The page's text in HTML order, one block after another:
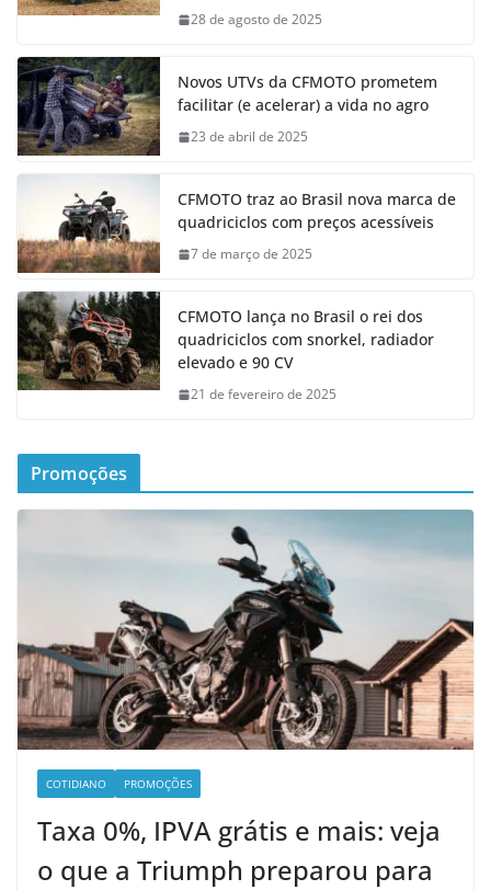
28 de agosto de 2025
Novos UTVs da CFMOTO prometem
facilitar (e acelerar) a vida no agro
23 de abril de 2025
CFMOTO traz ao Brasil nova marca de
quadriciclos com preços acessíveis
7 de março de 2025
CFMOTO lança no Brasil o rei dos
quadriciclos com snorkel, radiador
elevado e 90 CV
21 de fevereiro de 2025
Promoções
COTIDIANO PROMOÇÕES
Taxa 0%, IPVA grátis e mais: veja
o que a Triumph preparou para